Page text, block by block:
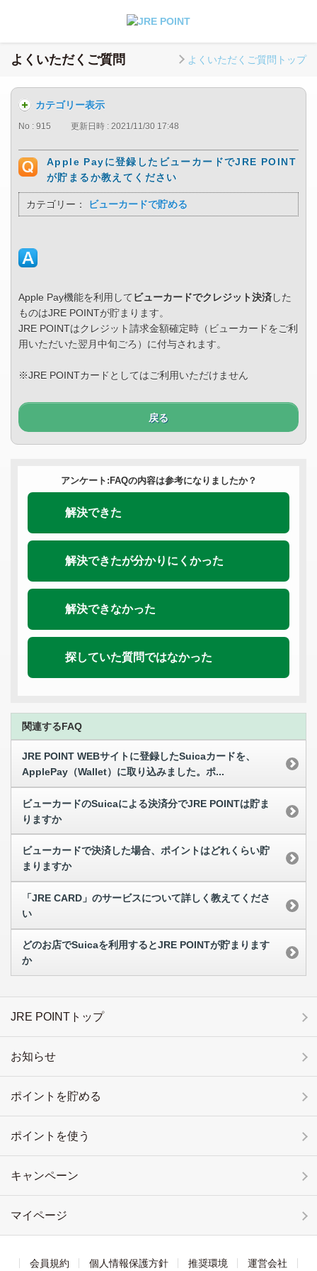
よくいただくご質問 よくいただくご質問トップ
カテゴリー表示
No : 915 更新日時 : 2021/11/30 17:48
Apple Payに登録したビューカードでJRE POINT
が貯まるか教えてください
カテゴリー： ビューカードで貯める
Apple Pay機能を利用して ビューカードでクレジット決済した
ものはJRE POINTが貯まります。
JRE POINTはクレジット請求金額確定時（ビューカードをご利
用いただいた翌月中旬ごろ）に付与されます。
※JRE POINTカードとしてはご利用いただけません
戻る
アンケート:FAQの内容は参考になりましたか？
解決できた
解決できたが分かりにくかった
解決できなかった
探していた質問ではなかった
関連するFAQ
JRE POINT WEBサイトに登録したSuicaカードを、
ApplePay（Wallet）に取り込みました。ポ...
ビューカードのSuicaによる決済分でJRE POINTは貯ま
りますか
ビューカードで決済した場合、ポイントはどれくらい貯
まりますか
「JRE CARD」のサービスについて詳しく教えてくださ
い
どのお店でSuicaを利用するとJRE POINTが貯まります
か
JRE POINTトップ
お知らせ
ポイントを貯める
ポイントを使う
キャンペーン
マイページ
会員規約 個人情報保護方針 推奨環境 運営会社